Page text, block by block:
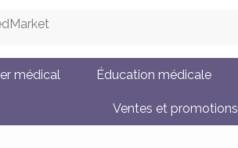
médical Éducation médicale
Ventes et promotions